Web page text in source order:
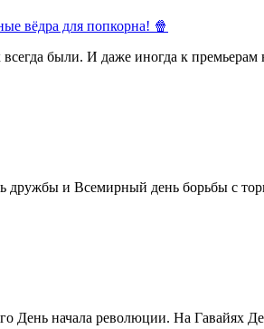
вёдра для попкорна! 🍿
были. И даже иногда к
и Всемирный день борьбы с
День начала революции. На Гавайях